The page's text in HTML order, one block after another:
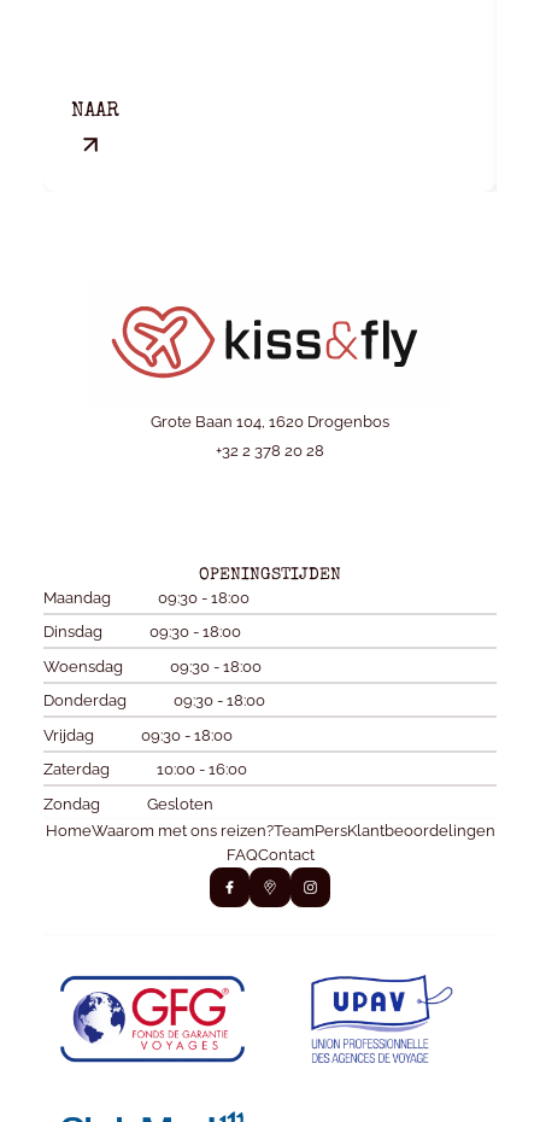
NAAR
Grote Baan 104, 1620 Drogenbos
+32 2 378 20 28
OPENINGSTIJDEN
Maandag
09:30 - 18:00
Dinsdag
09:30 - 18:00
Woensdag
09:30 - 18:00
Donderdag
09:30 - 18:00
Vrijdag
09:30 - 18:00
Zaterdag
10:00 - 16:00
Zondag
Gesloten
HomeWaarom met ons reizen?TeamPersKlantbeoordelingen
FAQContact